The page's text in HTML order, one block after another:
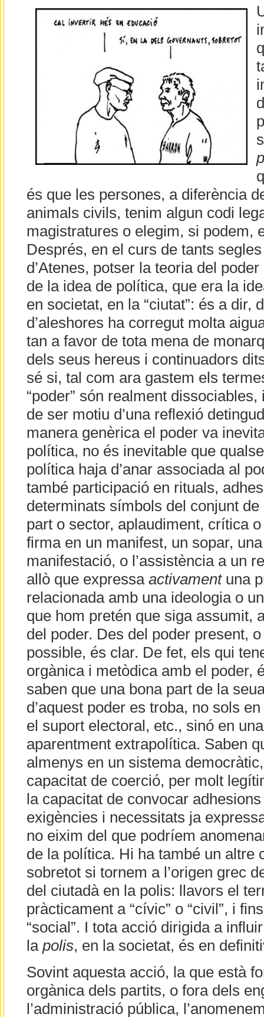
és que les persones, a diferència
animals civils, tenim algun codi
magistratures o elegim, si podem,
Després, en el curs de tants
d’Atenes, potser la teoria del
de la idea de política, que era la
en societat, en la “ciutat”: és a dir,
d’aleshores ha corregut molta
tan a favor de tota mena de
dels seus hereus i continuadors
sé si, tal com ara gastem els
“poder” són realment
de ser motiu d’una reflexió
manera genèrica el poder va
política, no és inevitable que
política haja d’anar associada al
també participació en rituals,
determinats símbols del conjunt de
part o sector, aplaudiment, crítica
firma en un manifest, un sopar,
manifestació, o l’assistència a un
allò que expressa activamentuna
relacionada amb una ideologia o
que hom pretén que siga assumit,
del poder. Des del poder present,
possible, és clar. De fet, els qui
orgànica i metòdica amb el poder,
saben que una bona part de la
d’aquest poder es troba, no sols
el suport electoral, etc., sinó en
aparentment extrapolítica. Saben
almenys en un sistema
capacitat de coerció, per molt
la capacitat de convocar
exigències i necessitats ja
no eixim del que podríem
de la política. Hi ha també un altre
sobretot si tornem a l’origen grec
del ciutadà en la polis: llavors el
pràcticament a “cívic” o “civil”, i
“social”. I tota acció dirigida a
la polis, en la societat, és en
Sovint aquesta acció, la que està
orgànica dels partits, o fora dels
l’administració pública,